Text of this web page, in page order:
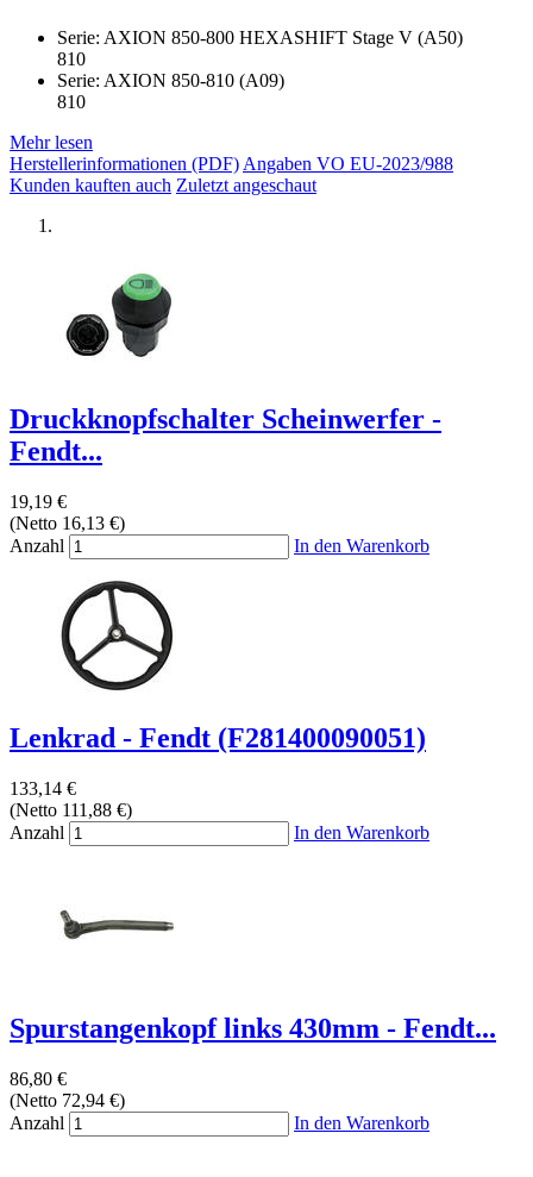
Serie: AXION 850-800 HEXASHIFT Stage V (A50)
810
Serie: AXION 850-810 (A09)
810
Mehr lesen
Herstellerinformationen (PDF)Angaben VO EU-2023/988
Kunden kauften auch Zuletzt angeschaut
Druckknopfschalter Scheinwerfer -
Fendt...
19,19 €
(Netto 16,13 €)
Anzahl
In den Warenkorb
Lenkrad - Fendt (F281400090051)
133,14 €
(Netto 111,88 €)
Anzahl
In den Warenkorb
Spurstangenkopf links 430mm - Fendt...
86,80 €
(Netto 72,94 €)
Anzahl
In den Warenkorb